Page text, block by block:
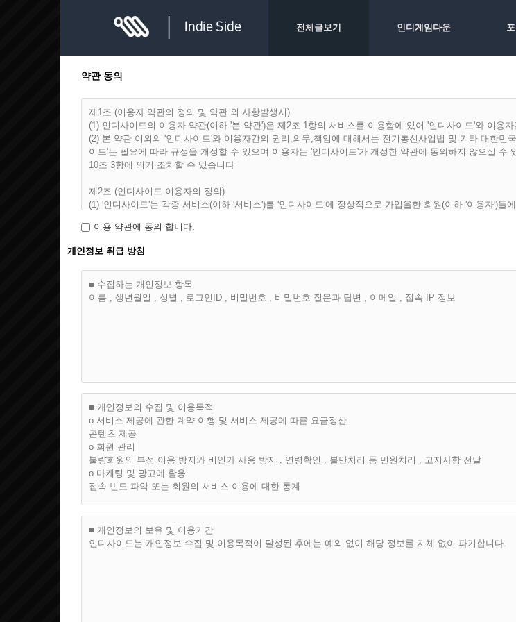
전체글보기 인디게임다운
약관 동의
제1조 (이용자 약관의 정의 및 약관 외 사항발생시)
(1) 인디사이드의 이용자 약관(이하 '본 약관')은 제2조 1항의 서비스를 이용함에 있어 '인디사이드'와 이용
(2) 본 약관 이외의 '인디사이드'와 이용자간의 권리,의무,책임에 대해서는 전기통신사업법 및 기타 대한민
이드'는 필요에 따라 규정을 개정할 수 있으며 이용자는 '인디사이드'가 개정한 약관에 동의하지 않으실 수
10조 3항에 의거 조치할 수 있습니다
제2조 (인디사이드 이용자의 정의)
(1) '인디사이드'는 각종 서비스(이하 '서비스')를 '인디사이드'에 정상적으로 가입을한 회원(이하 '이용자')들
제3조 (가입과 탈퇴 및 자격상실)
(1) 이용자가 되고자 하는 분은 '인디사이드'가 정한 가입양식에 의거 개인정보를 입력후 신청 할 수 있으며 '
이용자 등록을 거부 및 취소할 수 있습니다.
가. 등록 내용에 허위, 기재누락, 오기가 있을 경우.
나. 회원으로 등록하는 것이 '인디사이드'에 현저히 지장이 있다고 판단되는 경우.
(4) 이용자 자격 상실은 아래 사유가 발생 시에 '인디사이드'에서 적절한 방법으로 제한 및 중단, 자격상실 시
가. 가입시 허위내용 기재 이용자. (수시 점검시 발각된 허위기재 사용자 포함)
나. 타인의 '인디사이드' 서비스 이용을 방해하거나 도용하는등의 전자거래상의 질서를 위협하는 경우.
다. 서비스 이용시 본 약관에서 명시한 금지사항이나 공공질서 미풍양속에 해를 끼치는 행위를 하는경우.
제4조 (서비스 제공 및 변경)
(1) '인디사이드'는 현재 이용자에게 아래와 같은 서비스를 제공하고 있으며, 앞으로도 서비스를 늘려갈 것입
나. 기타 '인디사이드' 자체 개발이나 타 회사와 협력으로 이용자에게 제공할 일체의 서비스.
제5조 (이용자 ID 및 비밀번호에 대해)
(1) '인디사이드'는 '개인정보보호법령'의거 책임을 지는 것을 제외한 이용자 자신의 E-mail 과 비밀번호의
이용 약관에 동의 합니다.
개인정보 취급 방침
■ 수집하는 개인정보 항목
이름 , 생년월일 , 성별 , 로그인ID , 비밀번호 , 비밀번호 질문과 답변 , 이메일 , 접속 IP 정보
■ 개인정보의 수집 및 이용목적
ο 서비스 제공에 관한 계약 이행 및 서비스 제공에 따른 요금정산
콘텐츠 제공
ο 회원 관리
불량회원의 부정 이용 방지와 비인가 사용 방지 , 연령확인 , 불만처리 등 민원처리 , 고지사항 전달
ο 마케팅 및 광고에 활용
접속 빈도 파악 또는 회원의 서비스 이용에 대한 통계
■ 개인정보의 보유 및 이용기간
인디사이드는 개인정보 수집 및 이용목적이 달성된 후에는 예외 없이 해당 정보를 지체 없이 파기합니다.